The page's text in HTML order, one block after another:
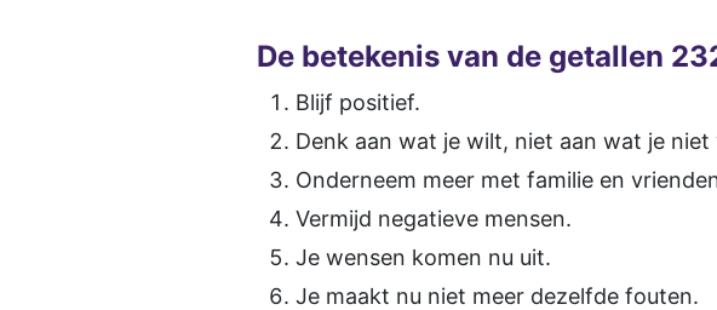
De betekenis van de getallen
Blijf positief.
Denk aan wat je wilt, niet aan wat je niet
Onderneem meer met familie en
Vermijd negatieve mensen.
Je wensen komen nu uit.
Je maakt nu niet meer dezelfde fouten.